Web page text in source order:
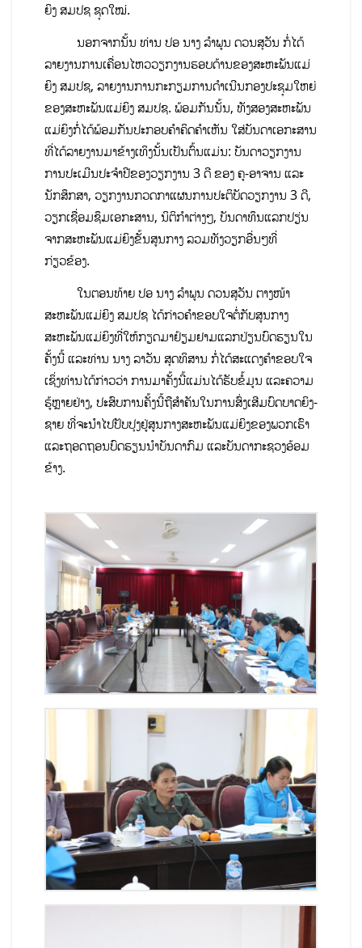
ຍິງ ສມປຊ ຊຸດໃໝ່.
ນອກຈາກນັ້ນ ທ່ານ ປອ ນາງ ລໍາພູນ ດວນສຸວັນ ກໍ່ໄດ້
ລາຍງານການເຄື່ອນໄຫວວຽກງານຮອບດ້ານຂອງສະຫະພັນແມ່
ຍິງ ສມປຊ, ລາຍງານການກະກຽມການດໍາເນີນກອງປະຊຸມໃຫຍ່
ຂອງສະຫະພັນແມ່ຍິງ ສມປຊ. ພ້ອມກັນນັ້ນ, ທັງສອງສະຫະພັນ
ແມ່ຍິງກໍ່ໄດ້ພ້ອມກັນປະກອບຄໍາຄິດຄໍາເຫັນ ໃສ່ບັນດາເອກະສານ
ທີ່ໄດ້ລາຍງານມາຂ້າງເທິງນັ້ນເປັນຕົ້ນແມ່ນ: ບັນດາວຽກງານ
ການປະເມີນປະຈໍາປີຂອງວຽກງານ 3 ດີ ຂອງ ຄູ-ອາຈານ ແລະ
ນັກສຶກສາ, ວຽກງານກວດກາແຜນການປະຕິບັດວຽກງານ 3 ດີ,
ວຽກເຊື່ອມຊຶມເອກະສານ, ນິຕິກຳຕ່າງໆ, ບັນດາທຶນແລກປຽ່ນ
ຈາກສະຫະພັນແມ່ຍິງຂັ້ນສູນກາງ ລວມທັງວຽກອື່ນໆທີ່
ກ່ຽວຂ້ອງ.
ໃນຕອນທ້າຍ ປອ ນາງ ລໍາພູນ ດວນສຸວັນ ຕາງໜ້າ
ສະຫະພັນແມ່ຍິງ ສມປຊ ໄດ້ກ່າວຄໍາຂອບໃຈຕໍ່ກັບສູນກາງ
ສະຫະພັນແມ່ຍິງທີ່ໃຫ້ກຽດມາຢ້ຽມຢາມແລກປ່ຽນບົດຮຽນໃນ
ຄັ້ງນີ້ ແລະທ່ານ ນາງ ລາວັນ ສຸດທິສານ ກໍ່ໄດ້ສະແດງຄໍາຂອບໃຈ
ເຊິ່ງທ່ານໄດ້ກ່າວວ່າ ການມາຄັ້ງນີ້ແມ່ນໄດ້ຮັບຂໍ້ມູນ ແລະຄວາມ
ຮູ້ຫຼາຍຢ່າງ, ປະສົບການຄັ້ງນີ້ຖືສໍາຄັນໃນການສົ່ງເສີມບົດບາດຍິງ-
ຊາຍ ທີ່ຈະນໍາໄປປັບປຸງຢູ່ສູນກາງສະຫະພັນແມ່ຍິງຂອງພວກເຮົາ
ແລະຖອດຖອນບົດຮຽນນໍາບັນດາກົມ ແລະບັນດາກະຊວງອ້ອມ
ຂ້າງ.